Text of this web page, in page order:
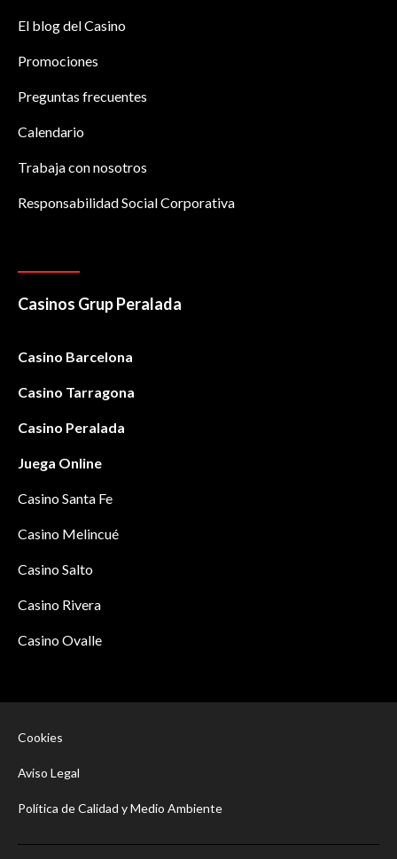
El blog del Casino
Promociones
Preguntas frecuentes
Calendario
Trabaja con nosotros
Responsabilidad Social Corporativa
Casinos Grup Peralada
Casino Barcelona
Casino Tarragona
Casino Peralada
Juega Online
Casino Santa Fe
Casino Melincué
Casino Salto
Casino Rivera
Casino Ovalle
Cookies
Aviso Legal
Política de Calidad y Medio Ambiente